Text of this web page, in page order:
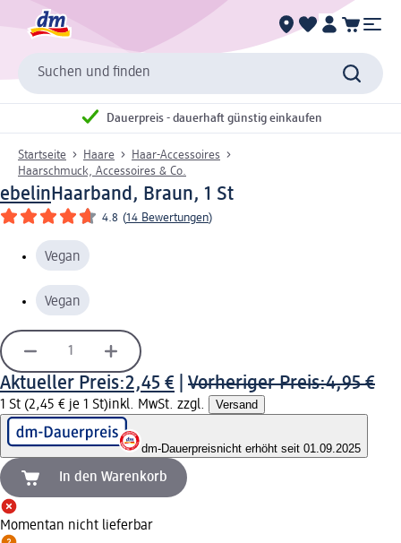
Suchen und finden
Dauerpreis - dauerhaft günstig einkaufen
Startseite Haare
Haar-Accessoires
Haarschmuck, Accessoires & Co.
ebelin Haarband, Braun, 1 St
4.8 (14 Bewertungen)
Vegan
Vegan
Aktueller Preis:2,45 € Vorheriger Preis:4,95 €
1 St (2,45 € je 1 St)inkl. MwSt. zzgl. Versand
dm-Dauerpreisnicht erhöht seit 01.09.2025
In den Warenkorb
Momentan nicht lieferbar